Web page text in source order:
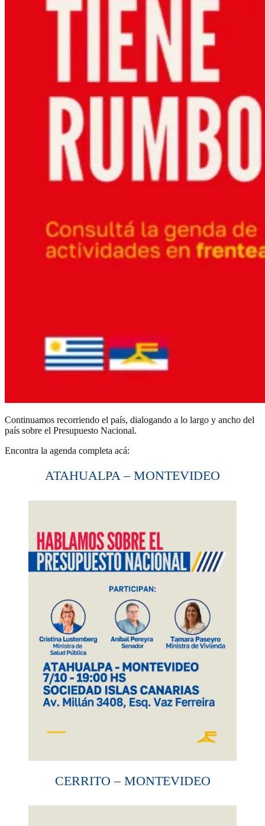
Continuamos recorriendo el país, dialogando a lo largo y ancho del
país sobre el Presupuesto Nacional.
Encontra la agenda completa acá:
ATAHUALPA – MONTEVIDEO
CERRITO – MONTEVIDEO